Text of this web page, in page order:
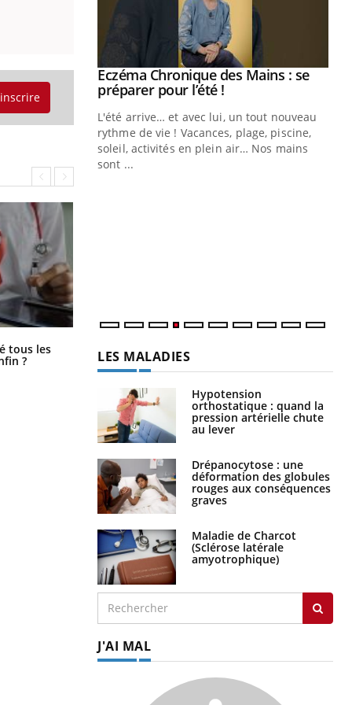
tous les
? premiers jours de vos vacances ?
: et si on
de type 2
Youtube
Eczéma Chronique des Mains : se
préparer pour l’été !Youtube
L'été arrive… et avec lui, un tout nouveau
rythme de vie ! Vacances, plage, piscine,
soleil, activités en plein air… Nos mains
sont ...
LES MALADIES
Hypotension
orthostatique : quand la
pression artérielle chute
au lever
Drépanocytose : une
déformation des globules
rouges aux conséquences
graves
Maladie de Charcot
(Sclérose latérale
amyotrophique)
J'AI MAL